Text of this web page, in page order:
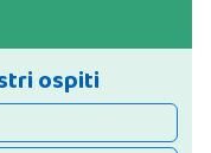
ospiti